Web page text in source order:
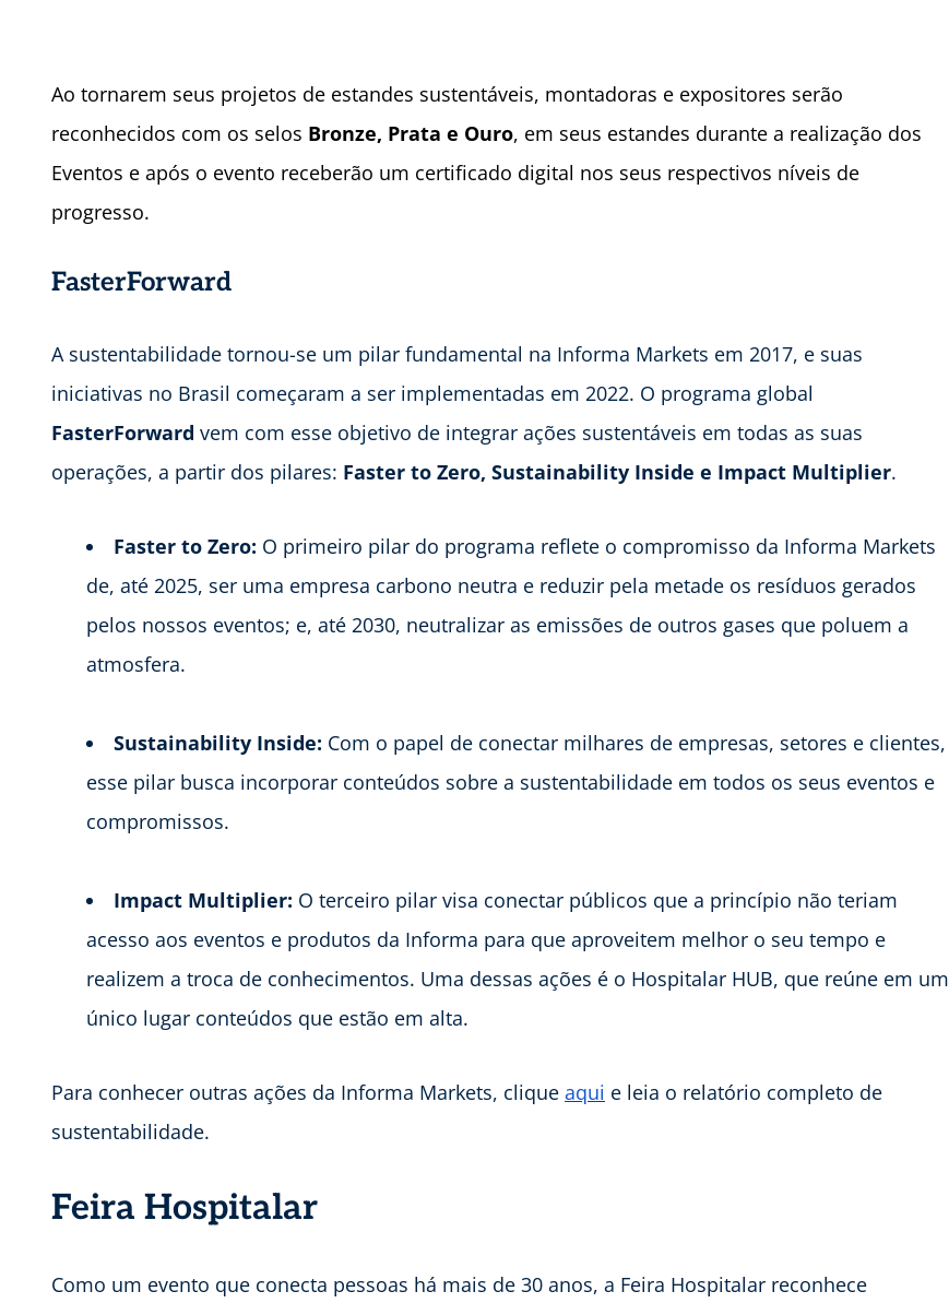
Ao tornarem seus projetos de estandes sustentáveis, montadoras e expositores serão
reconhecidos com os selos Bronze, Prata e Ouro, em seus estandes durante a realização dos
Eventos e após o evento receberão um certificado digital nos seus respectivos níveis de
progresso.
FasterForward
A sustentabilidade tornou-se um pilar fundamental na Informa Markets em 2017, e suas
iniciativas no Brasil começaram a ser implementadas em 2022. O programa global
FasterForward vem com esse objetivo de integrar ações sustentáveis em todas as suas
operações, a partir dos pilares: Faster to Zero, Sustainability Inside e Impact Multiplier.
Faster to Zero: O primeiro pilar do programa reflete o compromisso da Informa Markets
de, até 2025, ser uma empresa carbono neutra e reduzir pela metade os resíduos gerados
pelos nossos eventos; e, até 2030, neutralizar as emissões de outros gases que poluem a
atmosfera.
Sustainability Inside: Com o papel de conectar milhares de empresas, setores e clientes,
esse pilar busca incorporar conteúdos sobre a sustentabilidade em todos os seus eventos e
compromissos.
Impact Multiplier: O terceiro pilar visa conectar públicos que a princípio não teriam
acesso aos eventos e produtos da Informa para que aproveitem melhor o seu tempo e
realizem a troca de conhecimentos. Uma dessas ações é o Hospitalar HUB, que reúne em um
único lugar conteúdos que estão em alta.
Para conhecer outras ações da Informa Markets, clique aqui e leia o relatório completo de
sustentabilidade.
Feira Hospitalar
Como um evento que conecta pessoas há mais de 30 anos, a Feira Hospitalar reconhece